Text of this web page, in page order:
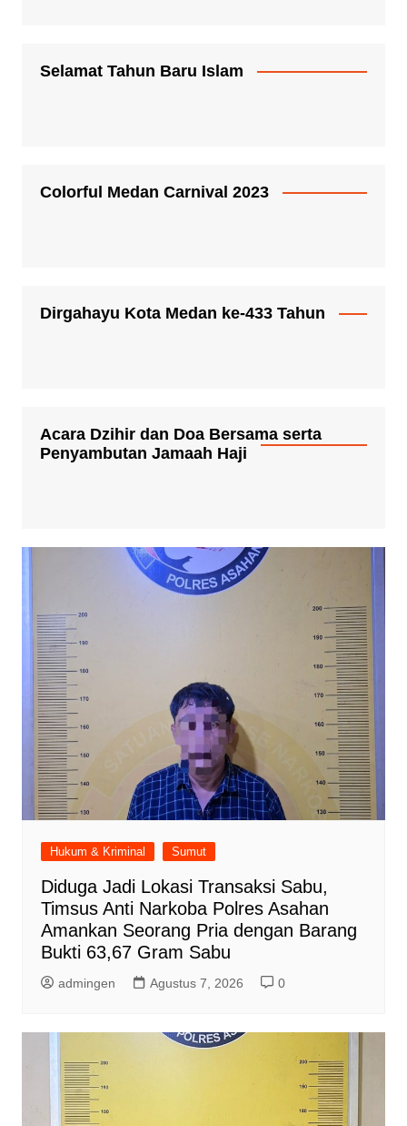
Selamat Tahun Baru Islam
Colorful Medan Carnival 2023
Dirgahayu Kota Medan ke-433 Tahun
Acara Dzihir dan Doa Bersama serta
Penyambutan Jamaah Haji
Hukum & Kriminal Sumut
Diduga Jadi Lokasi Transaksi Sabu,
Timsus Anti Narkoba Polres Asahan
Amankan Seorang Pria dengan Barang
Bukti 63,67 Gram Sabu
admingen Agustus 7, 2026 0